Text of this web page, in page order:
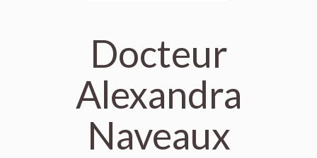
Docteur
Alexandra
Naveaux